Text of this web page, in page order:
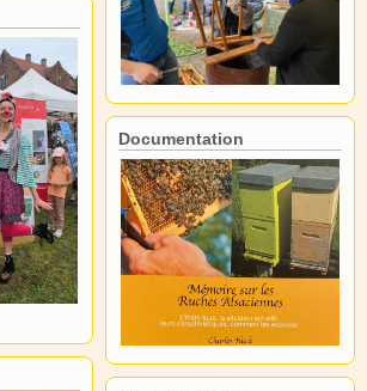
Documentation